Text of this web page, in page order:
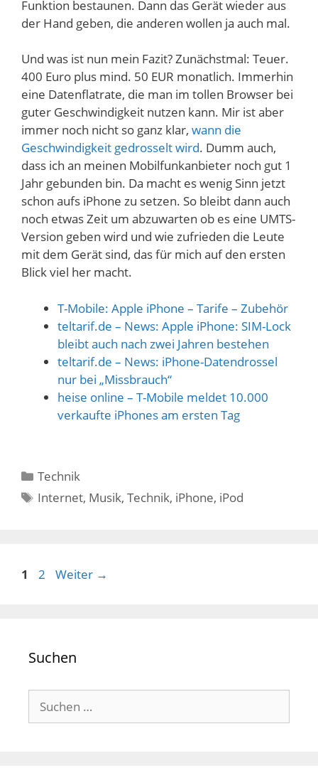
Funktion bestaunen. Dann das Gerät wieder aus
der Hand geben, die anderen wollen ja auch mal.
Und was ist nun mein Fazit? Zunächstmal: Teuer.
400 Euro plus mind. 50 EUR monatlich. Immerhin
eine Datenflatrate, die man im tollen Browser bei
guter Geschwindigkeit nutzen kann. Mir ist aber
immer noch nicht so ganz klar, wann die
Geschwindigkeit gedrosselt wird. Dumm auch,
dass ich an meinen Mobilfunkanbieter noch gut 1
Jahr gebunden bin. Da macht es wenig Sinn jetzt
schon aufs iPhone zu setzen. So bleibt dann auch
noch etwas Zeit um abzuwarten ob es eine UMTS-
Version geben wird und wie zufrieden die Leute
mit dem Gerät sind, das für mich auf den ersten
Blick viel her macht.
T-Mobile: Apple iPhone – Tarife – Zubehör
teltarif.de – News: Apple iPhone: SIM-Lock
bleibt auch nach zwei Jahren bestehen
teltarif.de – News: iPhone-Datendrossel
nur bei „Missbrauch“
heise online – T-Mobile meldet 10.000
verkaufte iPhones am ersten Tag
Kategorien
Technik
Schlagwörter
Internet, Musik,Technik, iPhone, iPod
Seite
1 Seite
2 Weiter →
Suchen
Suchen
nach: